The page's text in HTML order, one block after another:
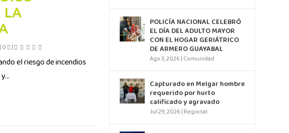
LA
| 0 |
el riesgo de incendios
POLICÍA NACIONAL CELEBRÓ
EL DÍA DEL ADULTO MAYOR
CON EL HOGAR GERIÁTRICO
DE ARMERO GUAYABAL
Ago 3, 2026 | Comunidad
Capturado en Melgar hombre
requerido por hurto
calificado y agravado
Jul 29, 2026 | Regional